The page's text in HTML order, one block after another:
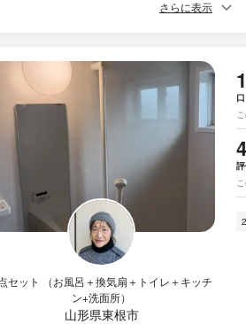
さらに表示
セット （お風呂＋換気扇＋トイレ＋キッチ
ン+洗面所）
山形県東根市
1